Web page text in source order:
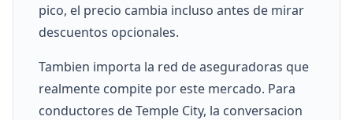
pico, el precio cambia incluso antes de mirar
descuentos opcionales.
Tambien importa la red de aseguradoras que
realmente compite por este mercado. Para
conductores de Temple City, la conversacion